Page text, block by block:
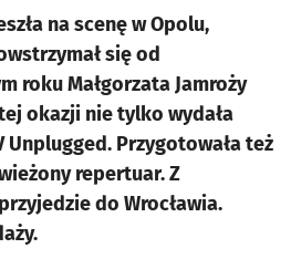
na scenę w Opolu,
się od
roku Małgorzata Jamroży
okazji nie tylko wydała
Unplugged. Przygotowała też
repertuar. Z
do Wrocławia.